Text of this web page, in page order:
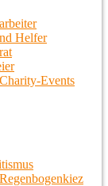
Helfer
Events